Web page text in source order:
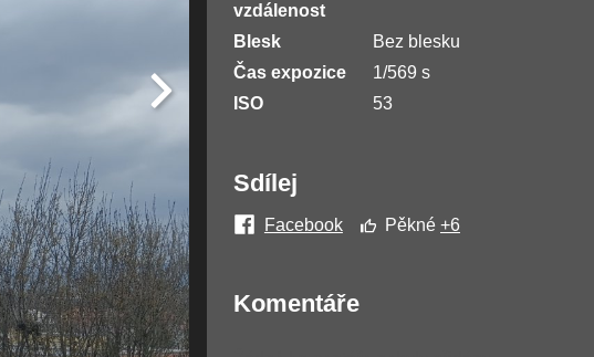
vzdálenost
Blesk
Bez blesku
Čas expozice
1/569 s
ISO
53
Sdílej
Facebook Pěkné +6
Komentáře